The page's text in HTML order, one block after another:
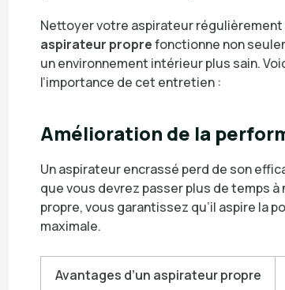
Nettoyer votre aspirateur
aspirateur proprefonctionne non
un environnement intérieur plus sain.
l’importance de cet entretien :
Amélioration de la
Un aspirateur encrassé perd de son
que vous devrez passer plus de temps
propre, vous garantissez qu’il aspire la
maximale.
Avantages d’un aspirateur propre